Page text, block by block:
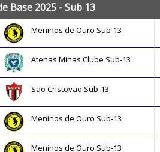
Base 2025 - Sub 13
Meninos de Ouro Sub-13
Atenas Minas Clube Sub-13
São Cristovão Sub-13
Meninos de Ouro Sub-13
Meninos de Ouro Sub-13